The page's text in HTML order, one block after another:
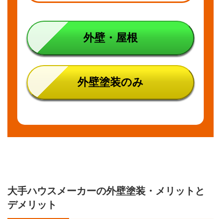
スメー
step2
下請
け：地
域で活
いる中
規模の
の小規
模な塗
装業者
外壁・屋根
外壁塗装のみ
大手ハウスメーカーの外壁塗装・メリットと
デメリット